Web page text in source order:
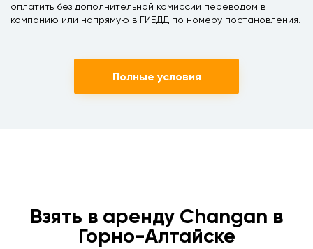
оплатить без дополнительной комиссии переводом в
компанию или напрямую в ГИБДД по номеру постановления.
Полные условия
Взять в аренду Changan в
Горно-Алтайске